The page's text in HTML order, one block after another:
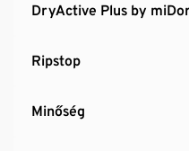
DryActive Plus by
Ripstop
Minőség